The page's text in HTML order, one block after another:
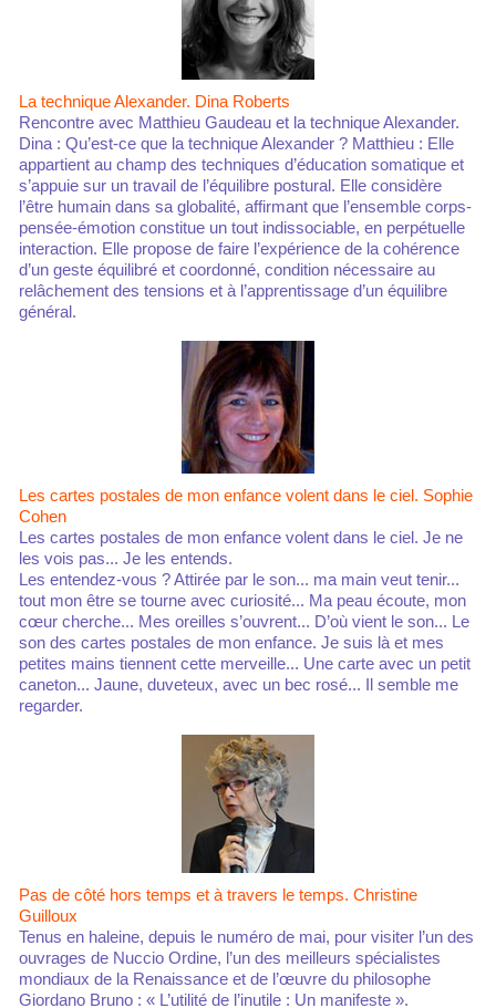
La technique Alexander. Dina Roberts
Rencontre avec Matthieu Gaudeau et la technique Alexander.
Dina : Qu’est-ce que la technique Alexander ? Matthieu : Elle
appartient au champ des techniques d’éducation somatique et
s’appuie sur un travail de l’équilibre postural. Elle considère
l’être humain dans sa globalité, affirmant que l’ensemble corps-
pensée-émotion constitue un tout indissociable, en perpétuelle
interaction. Elle propose de faire l’expérience de la cohérence
d’un geste équilibré et coordonné, condition nécessaire au
relâchement des tensions et à l’apprentissage d’un équilibre
général.
Les cartes postales de mon enfance volent dans le ciel. Sophie
Cohen
Les cartes postales de mon enfance volent dans le ciel. Je ne
les vois pas... Je les entends.
Les entendez-vous ? Attirée par le son... ma main veut tenir...
tout mon être se tourne avec curiosité... Ma peau écoute, mon
cœur cherche... Mes oreilles s’ouvrent... D’où vient le son... Le
son des cartes postales de mon enfance. Je suis là et mes
petites mains tiennent cette merveille... Une carte avec un petit
caneton... Jaune, duveteux, avec un bec rosé... Il semble me
regarder.
Pas de côté hors temps et à travers le temps. Christine
Guilloux
Tenus en haleine, depuis le numéro de mai, pour visiter l’un des
ouvrages de Nuccio Ordine, l’un des meilleurs spécialistes
mondiaux de la Renaissance et de l’œuvre du philosophe
Giordano Bruno : « L’utilité de l’inutile : Un manifeste ».